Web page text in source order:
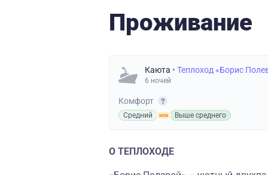
Проживание
Каюта • Теплоход «Борис
6 ночей
Комфорт
Средний Выше среднего
О ТЕПЛОХОДЕ